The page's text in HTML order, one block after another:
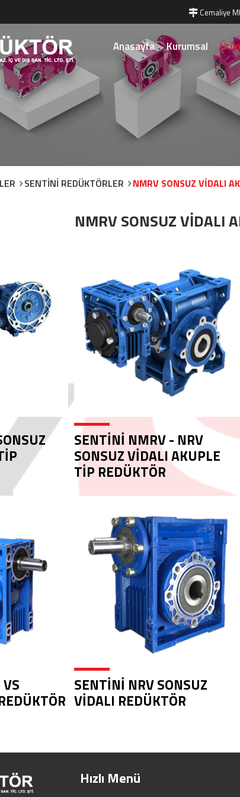
Cemaliye
Anasayfa Kurumsal
SENTİNİ REDÜKTÖRLER NMRV SONSUZ VİDALI
NMRV SONSUZ VİDALI
SENTİNİ NMRV - NRV
SONSUZ VİDALI AKUPLE
TİP REDÜKTÖR
SENTİNİ NRV SONSUZ
VİDALI REDÜKTÖR
Hızlı Menü